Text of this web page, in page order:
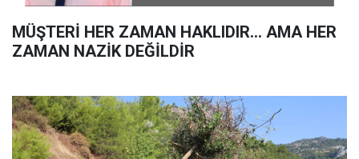
MÜŞTERİ HER ZAMAN HAKLIDIR… AMA HER
ZAMAN NAZİK DEĞİLDİR